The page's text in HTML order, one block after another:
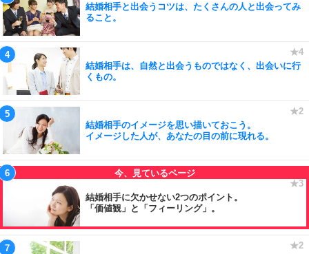
結婚相手と出会うコツは、たくさんの人と出会ってみ
ること。
結婚相手は、自然と出会うものではなく、出会いに行
くもの。
結婚相手のイメージを思い描いておこう。
イメージした人が、あなたの目の前に現れる。
結婚相手に欠かせない2つのポイント。
「価値観」と「フィーリング」。